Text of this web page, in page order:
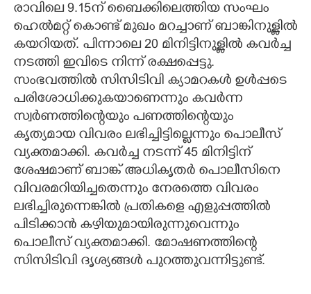
രാവിലെ 9.15ന് ബെെക്കിലെത്തിയ സംഘം
ഹെൽമറ്റ് കൊണ്ട് മുഖം മറച്ചാണ് ബാങ്കിനുള്ളിൽ
കയറിയത്. പിന്നാലെ 20 മിനിട്ടിനുള്ളിൽ കവർച്ച
നടത്തി ഇവിടെ നിന്ന് രക്ഷപ്പെട്ടു.
സംഭവത്തിൽ സിസിടിവി ക്യാമറകൾ ഉൾപ്പടെ
പരിശോധിക്കുകയാണെന്നും കവർന്ന
സ്വർണത്തിന്റെയും പണത്തിന്റെയും
കൃത്യമായ വിവരം ലഭിച്ചിട്ടില്ലെന്നും പൊലീസ്
വ്യക്തമാക്കി. കവർച്ച നടന്ന് 45 മിനിട്ടിന്
ശേഷമാണ് ബാങ്ക് അധികൃതർ പൊലീസിനെ
വിവരമറിയിച്ചതെന്നും നേരത്തെ വിവരം
ലഭിച്ചിരുന്നെങ്കിൽ പ്രതികളെ എളുപ്പത്തിൽ
പിടിക്കാൻ കഴിയുമായിരുന്നുവെന്നും
പൊലീസ് വ്യക്തമാക്കി. മോഷണത്തിന്റെ
സിസിടിവി ദൃശ്യങ്ങൾ പുറത്തുവന്നിട്ടുണ്ട്.